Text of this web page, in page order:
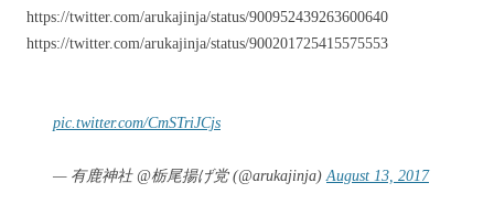
https://twitter.com/arukajinja/status/900952439263600640
https://twitter.com/arukajinja/status/900201725415575553
pic.twitter.com/CmSTriJCjs
— 有鹿神社 @栃尾揚げ党 (@arukajinja)August 13, 2017